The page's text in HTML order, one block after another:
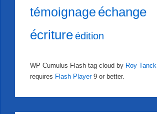
témoignage échange
écritureédition
WP Cumulus Flash tag cloud by Roy Tanck
requires Flash Player9 or better.